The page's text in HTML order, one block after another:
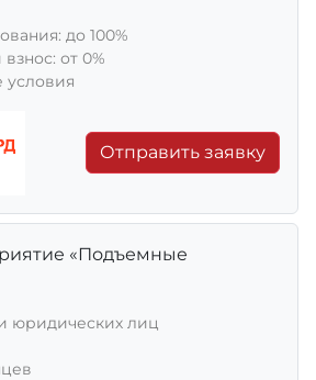
до 100%
от 0%
Отправить заявку
«Подъемные
юридических лиц